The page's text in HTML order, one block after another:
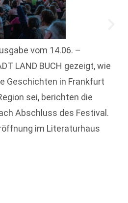
vom 14.06. –
LAND BUCH gezeigt, wie
Geschichten in Frankfurt
sei, berichten die
Abschluss des Festival.
im Literaturhaus